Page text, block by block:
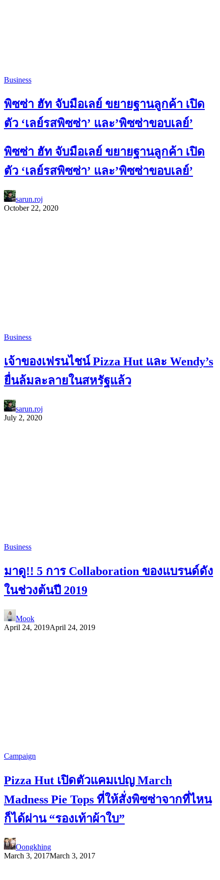
Business
พิซซ่า ฮัท จับมือเลย์ ขยายฐานลูกค้า เปิด
ตัว ‘เลย์รสพิซซ่า’ และ’พิซซ่าขอบเลย์’
พิซซ่า ฮัท จับมือเลย์ ขยายฐานลูกค้า เปิด
ตัว ‘เลย์รสพิซซ่า’ และ’พิซซ่าขอบเลย์’
sarun.roj
October 22, 2020
Business
เจ้าของเฟรนไชน์ Pizza Hut และ Wendy’s
ยื่นล้มละลายในสหรัฐแล้ว
sarun.roj
July 2, 2020
Business
มาดู!! 5 การ Collaboration ของแบรนด์ดัง
ในช่วงต้นปี 2019
Mook
April 24, 2019April 24, 2019
Campaign
Pizza Hut เปิดตัวแคมเปญ March
Madness Pie Tops ที่ให้สั่งพิซซ่าจากที่ไหน
ก็ได้ผ่าน “รองเท้าผ้าใบ”
Oongkhing
March 3, 2017March 3, 2017